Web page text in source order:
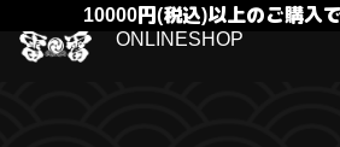
10000円(税込)以上のご購
ONLINESHOP